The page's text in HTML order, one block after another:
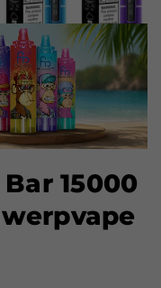
15000